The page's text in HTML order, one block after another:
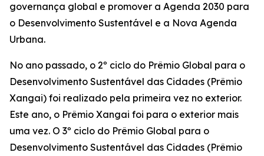
governança global e promover a Agenda 2030 para
o Desenvolvimento Sustentável e a Nova Agenda
Urbana.
No ano passado, o 2º ciclo do Prêmio Global para o
Desenvolvimento Sustentável das Cidades (Prêmio
Xangai) foi realizado pela primeira vez no exterior.
Este ano, o Prêmio Xangai foi para o exterior mais
uma vez. O 3º ciclo do Prêmio Global para o
Desenvolvimento Sustentável das Cidades (Prêmio